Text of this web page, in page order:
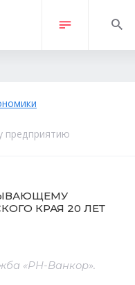
предприятию
КРАЯ 20 ЛЕТ
«РН-Ванкор».